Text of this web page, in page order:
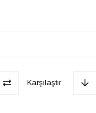
Karşılaştır